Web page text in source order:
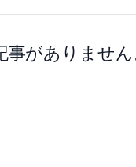
がありません